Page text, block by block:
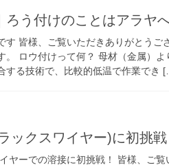
ろう付けのことはアラヤ
す 皆様、ご覧いただきありがとうご
。 ロウ付けって何？ 母材（金属）
する技術で、比較的低温で作業でき
ックスワイヤー)に初挑
ヤーでの溶接に初挑戦！ 皆様、ご覧